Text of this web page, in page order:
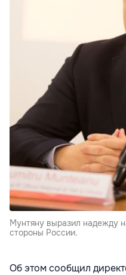
Мунтяну выразил надежду
стороны России.
Об этом сообщил